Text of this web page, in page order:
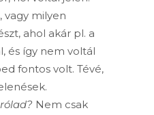
vagy milyen
ahol akár pl. a
és így nem voltál
fontos volt. Tévé,
Nem csak